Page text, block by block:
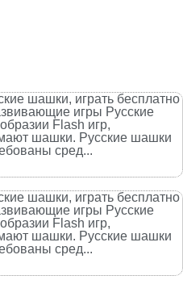
шашки, играть бесплатно
игры Русские
Flash игр,
шашки. Русские шашки
сред...
шашки, играть бесплатно
игры Русские
Flash игр,
шашки. Русские шашки
сред...